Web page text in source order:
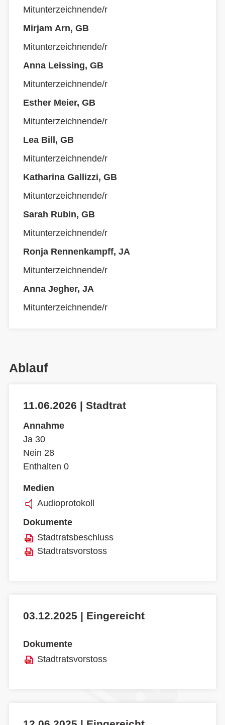
Mitunterzeichnende/r
Mirjam Arn, GB
Mitunterzeichnende/r
Anna Leissing, GB
Mitunterzeichnende/r
Esther Meier, GB
Mitunterzeichnende/r
Lea Bill, GB
Mitunterzeichnende/r
Katharina Gallizzi, GB
Mitunterzeichnende/r
Sarah Rubin, GB
Mitunterzeichnende/r
Ronja Rennenkampff, JA
Mitunterzeichnende/r
Anna Jegher, JA
Mitunterzeichnende/r
Ablauf
11.06.2026 | Stadtrat
Annahme
Ja 30
Nein 28
Enthalten 0
Medien
Audioprotokoll
Dokumente
Stadtratsbeschluss
Stadtratsvorstoss
03.12.2025 | Eingereicht
Dokumente
Stadtratsvorstoss